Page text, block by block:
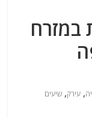
במזרח
,עירק,שיעים